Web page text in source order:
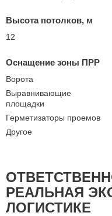
Высота потолков, м
12
Оснащение зоны ПРР
Ворота
Выравнивающие
площадки
Герметизаторы проемов
Другое
РЕАЛЬНАЯ
ЛОГИСТИКЕ